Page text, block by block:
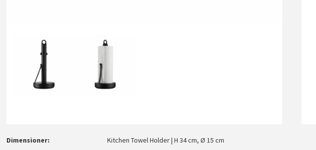
Dimensioner Kitchen Towel Holder | H 34 cm, Ø 15 cm